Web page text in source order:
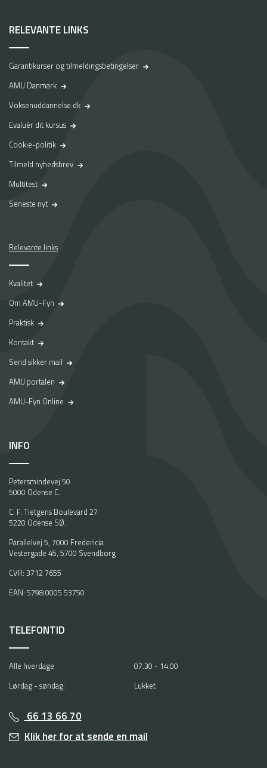
RELEVANTE LINKS
Garantikurser og tilmeldingsbetingelser
AMU Danmark
Voksenuddannelse.dk
Evaluér dit kursus
Cookie-politik
Tilmeld nyhedsbrev
Multitest
Seneste nyt
Relevante links
Kvalitet
Om AMU-Fyn
Praktisk
Kontakt
Send sikker mail
AMU portalen
AMU-Fyn Online
INFO
Petersmindevej 50
5000 Odense C.
C. F. Tietgens Boulevard 27
5220 Odense SØ.
Parallelvej 5, 7000 Fredericia
Vestergade 45, 5700 Svendborg
CVR: 3712 7655
EAN: 5798 0005 53750
TELEFONTID
Alle hverdage
07.30 - 14.00
Lørdag - søndag:
Lukket
66 13 66 70
Klik her for at sende en mail